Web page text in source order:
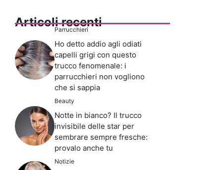
Articoli recenti
Parrucchieri
Ho detto addio agli odiati
capelli grigi con questo
trucco fenomenale: i
parrucchieri non vogliono
che si sappia
Beauty
Notte in bianco? Il trucco
invisibile delle star per
sembrare sempre fresche:
provalo anche tu
Notizie